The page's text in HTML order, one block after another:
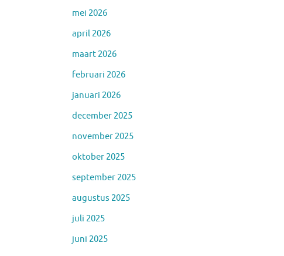
mei 2026
april 2026
maart 2026
februari 2026
januari 2026
december 2025
november 2025
oktober 2025
september 2025
augustus 2025
juli 2025
juni 2025